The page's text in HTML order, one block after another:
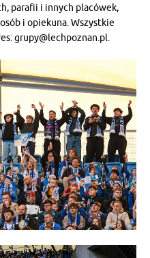
parafii i innych placówek,
i opiekuna. Wszystkie
grupy@lechpoznan.pl.